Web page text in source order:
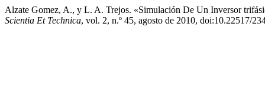
Alzate Gomez, A., y L. A. Trejos. «Simulación De Un Inversor
Scientia Et Technica, vol. 2, n.º 45, agosto de 2010, doi:10.22517/